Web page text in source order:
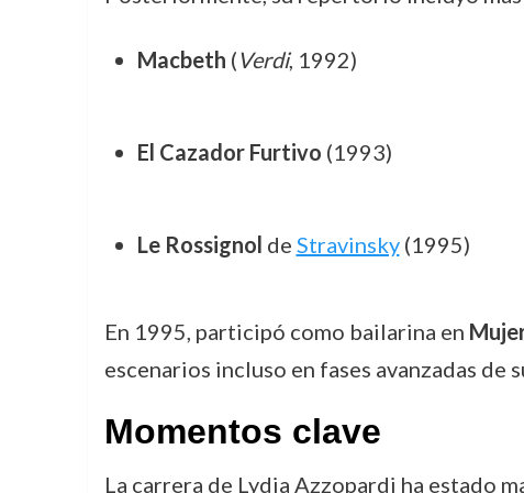
Macbeth (Verdi, 1992)
El Cazador Furtivo (1993)
Le Rossignol de Stravinsky(1995)
En 1995, participó como bailarina en
escenarios incluso en fases avanzadas de
Momentos clave
La carrera de Lydia Azzopardi ha estado